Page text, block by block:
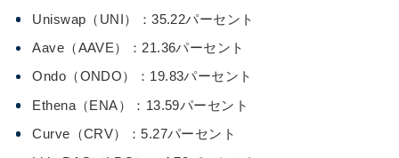
Uniswap（UNI）：35.22パーセント
Aave（AAVE）：21.36パーセント
Ondo（ONDO）：19.83パーセント
Ethena（ENA）：13.59パーセント
Curve（CRV）：5.27パーセント